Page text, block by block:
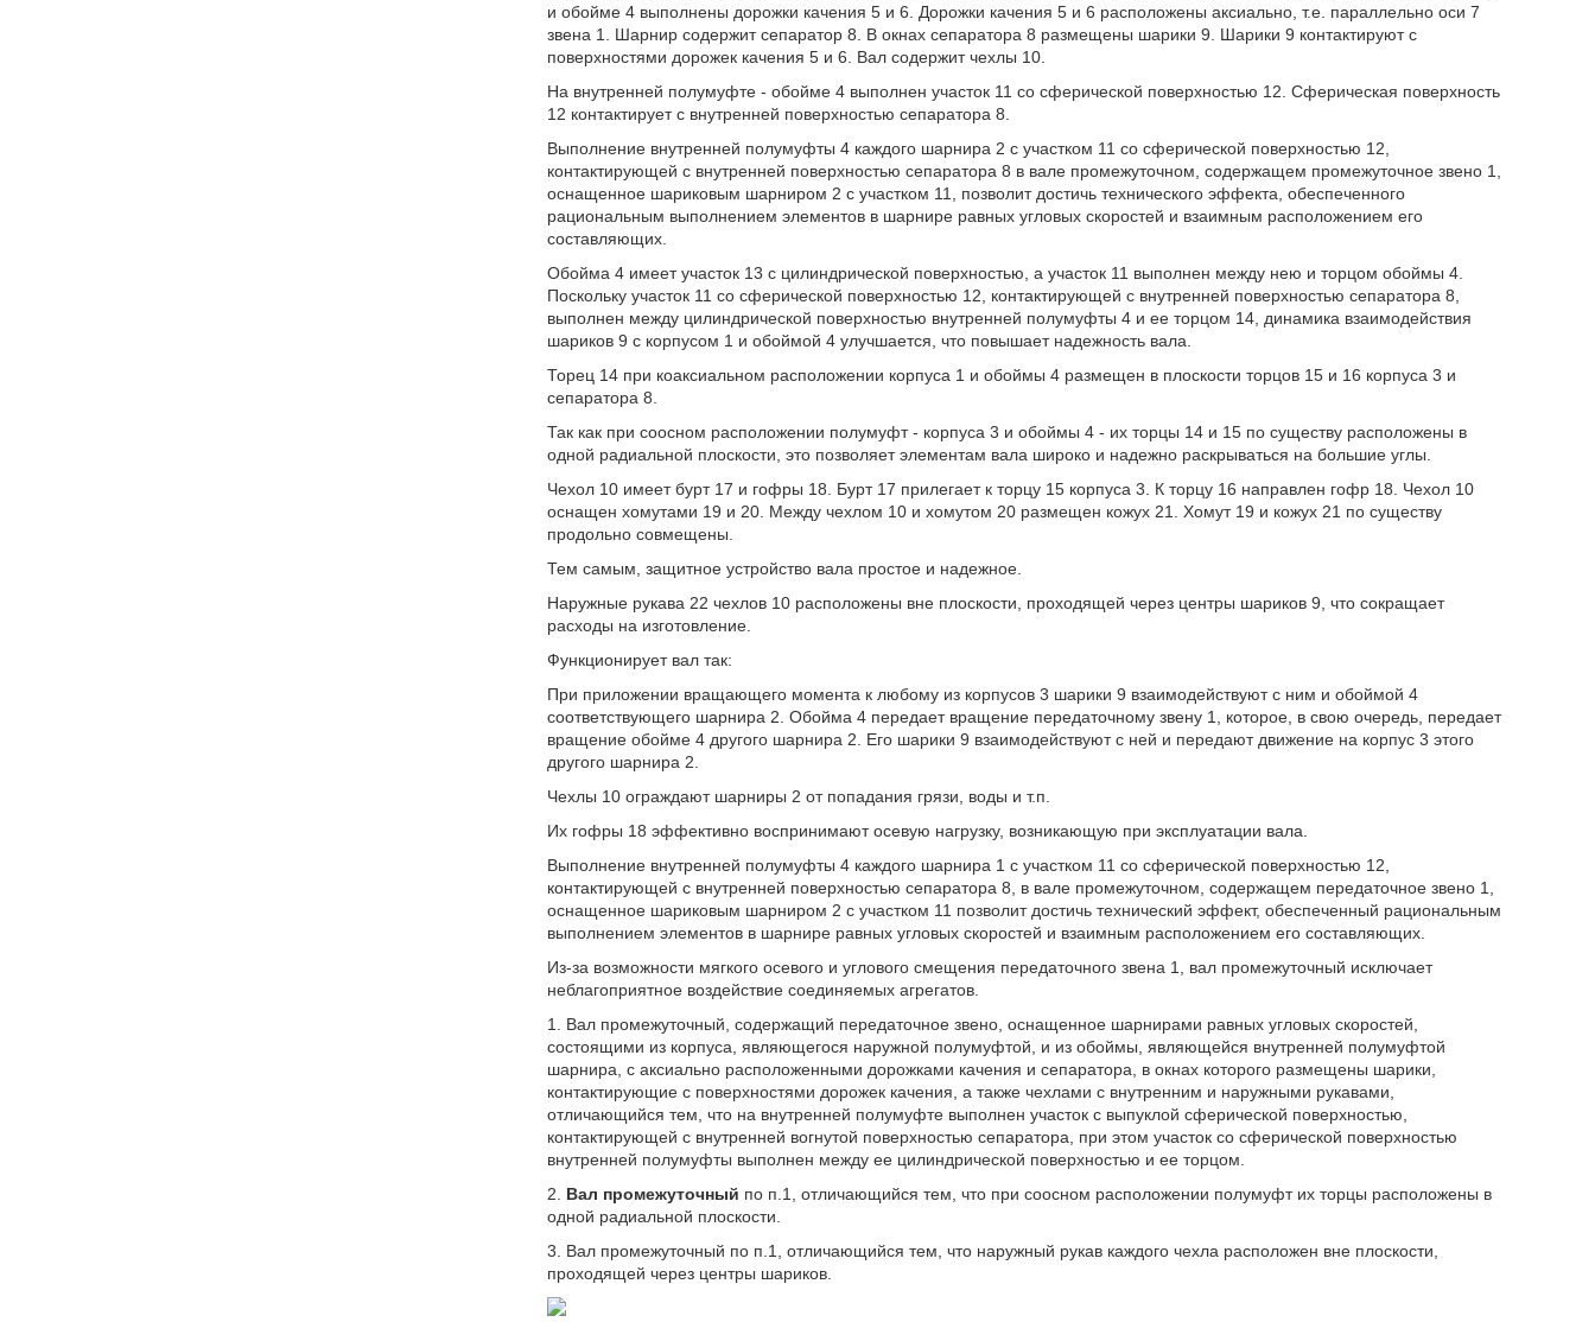
и обойме 4 выполнены дорожки качения 5 и 6. Дорожки качения 5 и 6 расположены аксиально, т.е. параллельно оси 7
звена 1. Шарнир содержит сепаратор 8. В окнах сепаратора 8 размещены шарики 9. Шарики 9 контактируют с
поверхностями дорожек качения 5 и 6. Вал содержит чехлы 10.
На внутренней полумуфте - обойме 4 выполнен участок 11 со сферической поверхностью 12. Сферическая поверхность
12 контактирует с внутренней поверхностью сепаратора 8.
Выполнение внутренней полумуфты 4 каждого шарнира 2 с участком 11 со сферической поверхностью 12,
контактирующей с внутренней поверхностью сепаратора 8 в вале промежуточном, содержащем промежуточное звено 1,
оснащенное шариковым шарниром 2 с участком 11, позволит достичь технического эффекта, обеспеченного
рациональным выполнением элементов в шарнире равных угловых скоростей и взаимным расположением его
составляющих.
Обойма 4 имеет участок 13 с цилиндрической поверхностью, а участок 11 выполнен между нею и торцом обоймы 4.
Поскольку участок 11 со сферической поверхностью 12, контактирующей с внутренней поверхностью сепаратора 8,
выполнен между цилиндрической поверхностью внутренней полумуфты 4 и ее торцом 14, динамика взаимодействия
шариков 9 с корпусом 1 и обоймой 4 улучшается, что повышает надежность вала.
Торец 14 при коаксиальном расположении корпуса 1 и обоймы 4 размещен в плоскости торцов 15 и 16 корпуса 3 и
сепаратора 8.
Так как при соосном расположении полумуфт - корпуса 3 и обоймы 4 - их торцы 14 и 15 по существу расположены в
одной радиальной плоскости, это позволяет элементам вала широко и надежно раскрываться на большие углы.
Чехол 10 имеет бурт 17 и гофры 18. Бурт 17 прилегает к торцу 15 корпуса 3. К торцу 16 направлен гофр 18. Чехол 10
оснащен хомутами 19 и 20. Между чехлом 10 и хомутом 20 размещен кожух 21. Хомут 19 и кожух 21 по существу
продольно совмещены.
Тем самым, защитное устройство вала простое и надежное.
Наружные рукава 22 чехлов 10 расположены вне плоскости, проходящей через центры шариков 9, что сокращает
расходы на изготовление.
Функционирует вал так:
При приложении вращающего момента к любому из корпусов 3 шарики 9 взаимодействуют с ним и обоймой 4
соответствующего шарнира 2. Обойма 4 передает вращение передаточному звену 1, которое, в свою очередь, передает
вращение обойме 4 другого шарнира 2. Его шарики 9 взаимодействуют с ней и передают движение на корпус 3 этого
другого шарнира 2.
Чехлы 10 ограждают шарниры 2 от попадания грязи, воды и т.п.
Их гофры 18 эффективно воспринимают осевую нагрузку, возникающую при эксплуатации вала.
Выполнение внутренней полумуфты 4 каждого шарнира 1 с участком 11 со сферической поверхностью 12,
контактирующей с внутренней поверхностью сепаратора 8, в вале промежуточном, содержащем передаточное звено 1,
оснащенное шариковым шарниром 2 с участком 11 позволит достичь технический эффект, обеспеченный рациональным
выполнением элементов в шарнире равных угловых скоростей и взаимным расположением его составляющих.
Из-за возможности мягкого осевого и углового смещения передаточного звена 1, вал промежуточный исключает
неблагоприятное воздействие соединяемых агрегатов.
1. Вал промежуточный, содержащий передаточное звено, оснащенное шарнирами равных угловых скоростей,
состоящими из корпуса, являющегося наружной полумуфтой, и из обоймы, являющейся внутренней полумуфтой
шарнира, с аксиально расположенными дорожками качения и сепаратора, в окнах которого размещены шарики,
контактирующие с поверхностями дорожек качения, а также чехлами с внутренним и наружными рукавами,
отличающийся тем, что на внутренней полумуфте выполнен участок с выпуклой сферической поверхностью,
контактирующей с внутренней вогнутой поверхностью сепаратора, при этом участок со сферической поверхностью
внутренней полумуфты выполнен между ее цилиндрической поверхностью и ее торцом.
2. Вал промежуточный по п.1, отличающийся тем, что при соосном расположении полумуфт их торцы расположены в
одной радиальной плоскости.
3. Вал промежуточный по п.1, отличающийся тем, что наружный рукав каждого чехла расположен вне плоскости,
проходящей через центры шариков.